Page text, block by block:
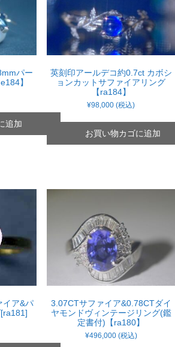
パー
】
追加
英刻印アールデコ約0.7ct カボシ
ョンカットサファイアリング
【ra184】
¥98,000 (税込)
お買い物カゴに追加
イア&パ
3.07CTサファイア&0.78CTダイ
ヤモンドヴィンテージリング(鑑
定書付)【ra180】
¥496,000 (税込)